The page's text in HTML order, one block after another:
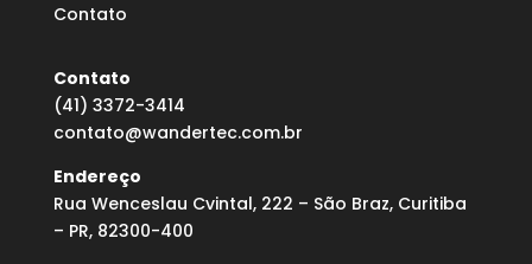
Contato
Contato
(41) 3372-3414
contato@wandertec.com.br
Endereço
Rua Wenceslau Cvintal, 222 – São Braz, Curitiba
– PR, 82300-400